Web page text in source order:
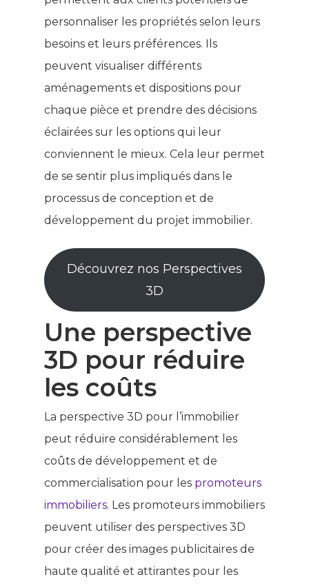
personnaliser les propriétés selon leurs
besoins et leurs préférences. Ils
peuvent visualiser différents
aménagements et dispositions pour
chaque pièce et prendre des décisions
éclairées sur les options qui leur
conviennent le mieux. Cela leur permet
de se sentir plus impliqués dans le
processus de conception et de
développement du projet immobilier.
Découvrez nos Perspectives
3D
Une perspective
3D pour réduire
les coûts
La perspective 3D pour l’immobilier
peut réduire considérablement les
coûts de développement et de
commercialisation pour les promoteurs
immobiliers. Les promoteurs immobiliers
peuvent utiliser des perspectives 3D
pour créer des images publicitaires de
haute qualité et attirantes pour les